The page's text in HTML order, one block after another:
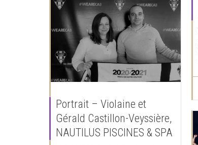
Portrait – Violaine et
Gérald Castillon-Veyssière,
NAUTILUS PISCINES & SPA